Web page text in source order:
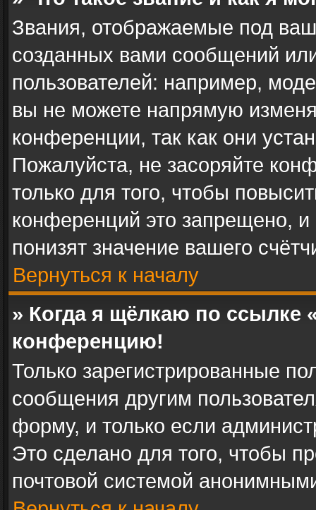
Звания, отображаемые под
созданных вами сообщений
пользователей: например,
вы не можете напрямую
конференции, так как они
Пожалуйста, не засоряйте
только для того, чтобы
конференций это запрещено,
понизят значение вашего
Вернуться к началу
» Когда я щёлкаю по ссылке
конференцию!
Только зарегистрированные
сообщения другим
форму, и только если
Это сделано для того, чтобы
почтовой системой